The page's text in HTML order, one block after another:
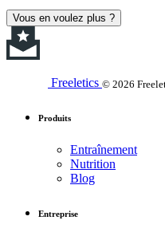
Vous en voulez plus ?
Freeletics © 2026
Produits
Entraînement
Nutrition
Blog
Entreprise